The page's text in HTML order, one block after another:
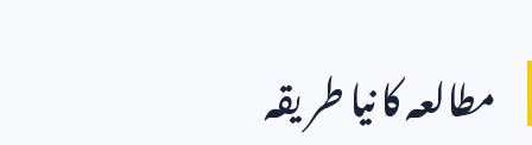
مطالعہ کا نیا طریقہ